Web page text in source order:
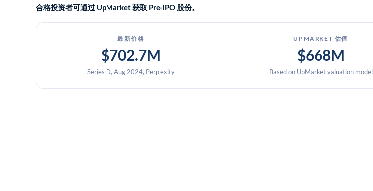
合格投资者可通过 UpMarket 获取 Pre-IPO 股份。
最新价格
$702.7M
Series D, Aug 2024, Perplexity
UPMARKET 估值
$668M
Based on UpMarket valuation model